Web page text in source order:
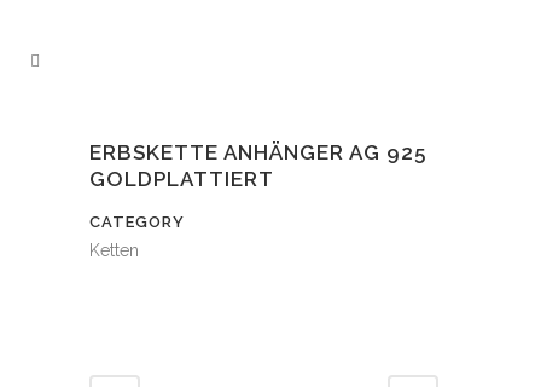
ERBSKETTE ANHÄNGER AG 925
GOLDPLATTIERT
CATEGORY
Ketten